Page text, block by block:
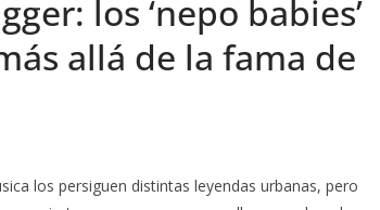
los ‘nepo babies’
allá de la fama de
los persiguen distintas leyendas urbanas, pero